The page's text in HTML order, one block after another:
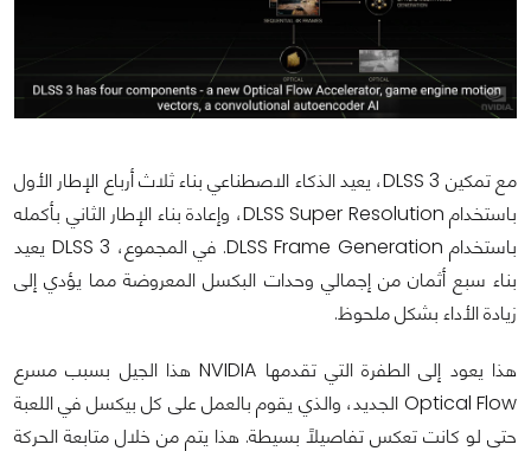
مع تمكين DLSS 3، يعيد الذكاء الاصطناعي بناء ثلاث أرباع الإطار الأول
باستخدام DLSS Super Resolution، وإعادة بناء الإطار الثاني بأكمله
باستخدام DLSS Frame Generation. في المجموع، DLSS 3 يعيد
بناء سبع أثمان من إجمالي وحدات البكسل المعروضة مما يؤدي إلى
زيادة الأداء بشكل ملحوظ.
هذا يعود إلى الطفرة التي تقدمها NVIDIA هذا الجيل بسبب مسرع
Optical Flow الجديد، والذي يقوم بالعمل على كل بيكسل في اللعبة
حتى لو كانت تعكس تفاصيلاً بسيطة. هذا يتم من خلال متابعة الحركة